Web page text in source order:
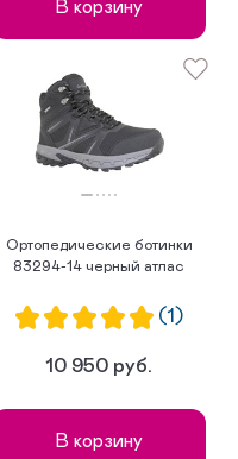
В корзину
Ортопедические ботинки
83294-14 черный атлас
(1)
10 950 руб.
В корзину